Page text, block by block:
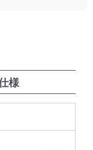
様